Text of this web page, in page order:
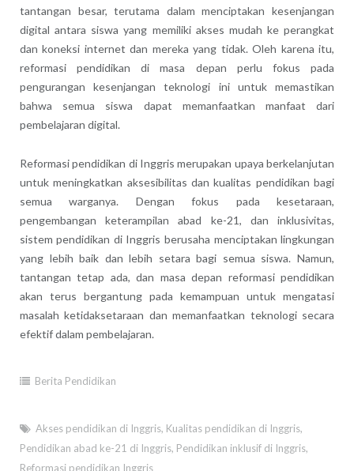
tantangan besar, terutama dalam menciptakan kesenjangan
digital antara siswa yang memiliki akses mudah ke perangkat
dan koneksi internet dan mereka yang tidak. Oleh karena itu,
reformasi pendidikan di masa depan perlu fokus pada
pengurangan kesenjangan teknologi ini untuk memastikan
bahwa semua siswa dapat memanfaatkan manfaat dari
pembelajaran digital.
Reformasi pendidikan di Inggris merupakan upaya berkelanjutan
untuk meningkatkan aksesibilitas dan kualitas pendidikan bagi
semua warganya. Dengan fokus pada kesetaraan,
pengembangan keterampilan abad ke-21, dan inklusivitas,
sistem pendidikan di Inggris berusaha menciptakan lingkungan
yang lebih baik dan lebih setara bagi semua siswa. Namun,
tantangan tetap ada, dan masa depan reformasi pendidikan
akan terus bergantung pada kemampuan untuk mengatasi
masalah ketidaksetaraan dan memanfaatkan teknologi secara
efektif dalam pembelajaran.
Berita Pendidikan
Akses pendidikan di Inggris, Kualitas pendidikan di Inggris,
Pendidikan abad ke-21 di Inggris, Pendidikan inklusif di Inggris,
Reformasi pendidikan Inggris